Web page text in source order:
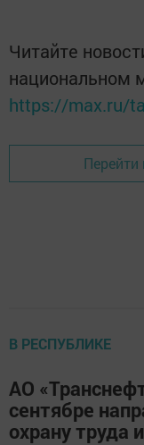
Читайте
национальном
https://max.ru/
Перейти
В РЕСПУБЛИКЕ
АО
сентябре
охрану труда